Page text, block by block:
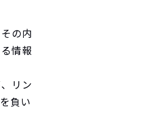
の内
情報
リン
負い